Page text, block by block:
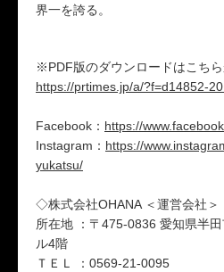
界一を誇る。
※PDF版のダウンロードはこちら
https://prtimes.jp/a/?f=d14852-
Facebook： https://
Instagram： https://
yukatsu/
​◇株式会社OHANA ＜運営会社＞
所在地 ：〒475-0836 愛知県半
ル4階
ＴＥＬ ：0569-21-0095